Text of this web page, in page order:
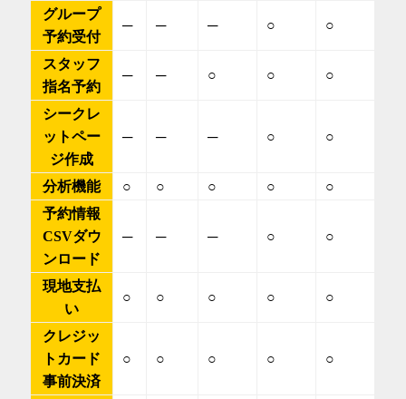
グループ
予約受付
─ ─ ─ ○ ○
スタッフ
指名予約
─ ─ ○ ○ ○
シークレ
ットペー
ジ作成
─ ─ ─ ○ ○
分析機能 ○ ○ ○ ○
○
予約情報
CSVダウ
ンロード
─ ─ ─ ○ ○
現地支払
い
○ ○ ○ ○ ○
クレジッ
トカード
事前決済
○ ○ ○ ○ ○